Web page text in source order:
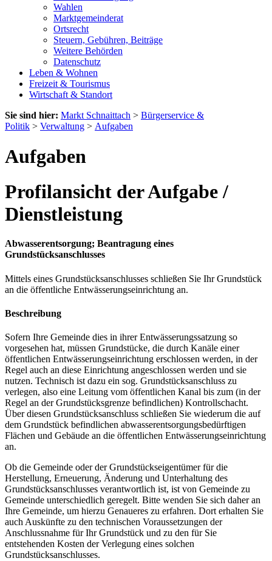
Wahlen
Marktgemeinderat
Ortsrecht
Steuern, Gebühren, Beiträge
Weitere Behörden
Datenschutz
Leben & Wohnen
Freizeit & Tourismus
Wirtschaft & Standort
Sie sind hier: Markt Schnaittach > Bürgerservice &
Politik > Verwaltung > Aufgaben
Aufgaben
Profilansicht der Aufgabe /
Dienstleistung
Abwasserentsorgung; Beantragung eines
Grundstücksanschlusses
Mittels eines Grundstücksanschlusses schließen Sie Ihr Grundstück
an die öffentliche Entwässerungseinrichtung an.
Beschreibung
Sofern Ihre Gemeinde dies in ihrer Entwässerungssatzung so
vorgesehen hat, müssen Grundstücke, die durch Kanäle einer
öffentlichen Entwässerungseinrichtung erschlossen werden, in der
Regel auch an diese Einrichtung angeschlossen werden und sie
nutzen. Technisch ist dazu ein sog. Grundstücksanschluss zu
verlegen, also eine Leitung vom öffentlichen Kanal bis zum (in der
Regel an der Grundstücksgrenze befindlichen) Kontrollschacht.
Über diesen Grundstücksanschluss schließen Sie wiederum die auf
dem Grundstück befindlichen abwasserentsorgungsbedürftigen
Flächen und Gebäude an die öffentlichen Entwässerungseinrichtung
an.
Ob die Gemeinde oder der Grundstückseigentümer für die
Herstellung, Erneuerung, Änderung und Unterhaltung des
Grundstücksanschlusses verantwortlich ist, ist von Gemeinde zu
Gemeinde unterschiedlich geregelt. Bitte wenden Sie sich daher an
Ihre Gemeinde, um hierzu Genaueres zu erfahren. Dort erhalten Sie
auch Auskünfte zu den technischen Voraussetzungen der
Anschlussnahme für Ihr Grundstück und zu den für Sie
entstehenden Kosten der Verlegung eines solchen
Grundstücksanschlusses.